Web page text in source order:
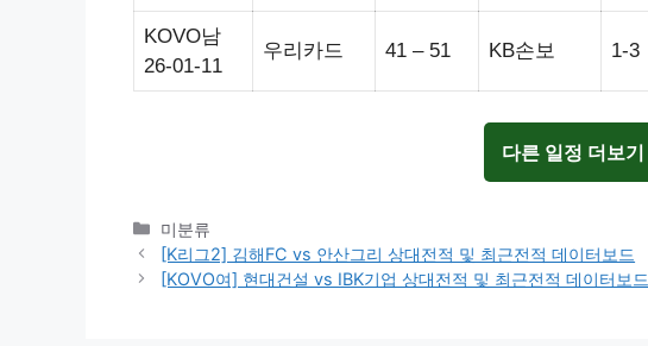
KOVO남
26-01-11
우리카드 41 – 51 KB손보 1-3
다른 일정 더보기
Categories
미분류
[K리그2] 김해FC vs 안산그리 상대전적 및 최근전적 데이터보드
[KOVO여] 현대건설 vs IBK기업 상대전적 및 최근전적 데이터보드